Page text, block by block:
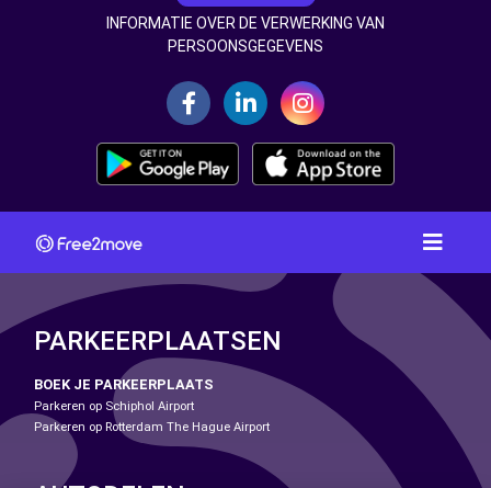
INFORMATIE OVER DE VERWERKING VAN
PERSOONSGEGEVENS
PARKEERPLAATSEN
BOEK JE PARKEERPLAATS
Parkeren op Schiphol Airport
Parkeren op Rotterdam The Hague Airport